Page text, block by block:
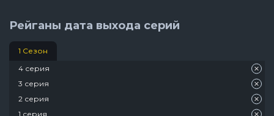
Рейганы дата выхода серий
1 Сезон
4 серия
3 серия
2 серия
1 серия